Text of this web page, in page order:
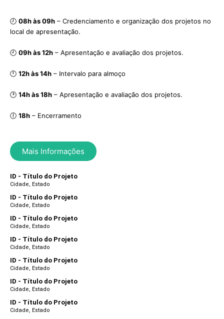
🕗 08h às 09h – Credenciamento e organização dos projetos no
local de apresentação.
🕘 09h às 12h – Apresentação e avaliação dos projetos.
🕛 12h às 14h – Intervalo para almoço
🕑 14h às 18h – Apresentação e avaliação dos projetos.
🕕 18h – Encerramento
Mais Informações
ID - Título do Projeto
Cidade, Estado
ID - Título do Projeto
Cidade, Estado
ID - Título do Projeto
Cidade, Estado
ID - Título do Projeto
Cidade, Estado
ID - Título do Projeto
Cidade, Estado
ID - Título do Projeto
Cidade, Estado
ID - Título do Projeto
Cidade, Estado